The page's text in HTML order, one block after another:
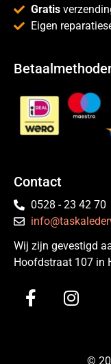
Gratis
Eigen
Contact
0528 - 23 42 70
Wij zijn gevestigd
Hoofdstraat 107 in
©